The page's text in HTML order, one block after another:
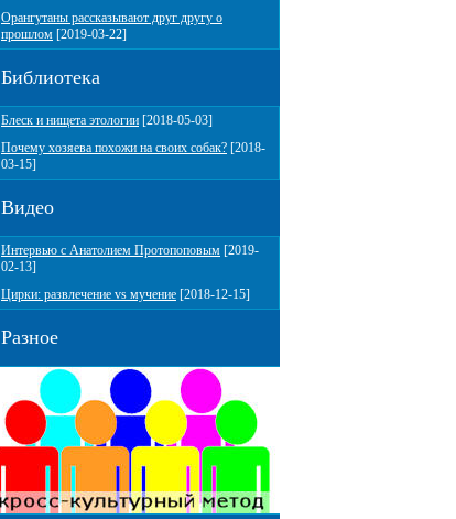
Орангутаны рассказывают друг другу о
прошлом [2019-03-22]
Библиотека
Блеск и нищета этологии [2018-05-03]
Почему хозяева похожи на своих собак? [2018-
03-15]
Видео
Интервью с Анатолием Протопоповым [2019-
02-13]
Цирки: развлечение vs мучение [2018-12-15]
Разное